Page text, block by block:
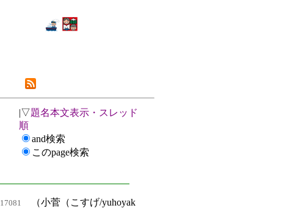
|▽題名本文表示・スレッド
順
and検索
このpage検索
17081
（小菅（こすげ/yuhoyak